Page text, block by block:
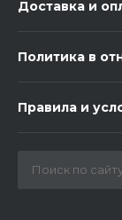
Доставка и
Политика в
Правила и